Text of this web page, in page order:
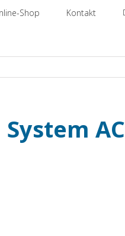
Shop Kontakt
AC